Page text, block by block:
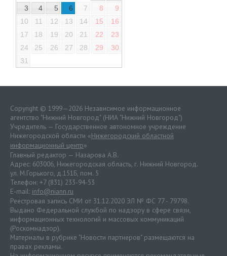
3
4 5 6 7 8
9
10
11 12 13 14 15
16
17
18 19 20 21 22
23
24
25 26 27 28 29
30
31
Copyright © 1999—2026 Независимое информационное
агентство "Нижний Новгород" (НИА "Нижний Новгород")
Учредитель — Государственное автономное учреждение
Нижегородской области «Нижегородский областной
информационный центр»
Главный редактор — Назарова А.В.
Адрес: 603006, Нижегородская область, г. Нижний Новгород.
ул. М.Горького, д.151Б, пом. 5
Телефон: +7 (831) 233-94-53
E-mail: info@niann.ru
Реестровая запись СМИ от 31.12.2020 ЭЛ № ФС 77 - 79798.
Выдано Федеральной службой по надзору в сфере связи,
информационных технологий и массовых коммуникаций
(Роскомнадзор).
Материалы в рубрике "Новости партнеров" размещаются на
правах рекламы.